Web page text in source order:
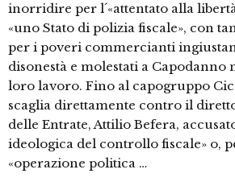
inorridire per l´«attentato alla
«uno Stato di polizia fiscale», con
per i poveri commercianti
disonestà e molestati a Capodanno
loro lavoro. Fino al capogruppo
scaglia direttamente contro il
delle Entrate, Attilio Befera,
ideologica del controllo fiscale» o,
«operazione politica …